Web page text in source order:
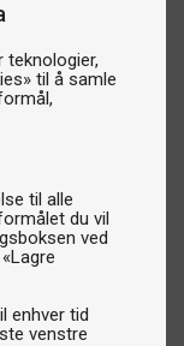
teknologier,
til å samle
til alle
du vil
ved
enhver tid
venstre